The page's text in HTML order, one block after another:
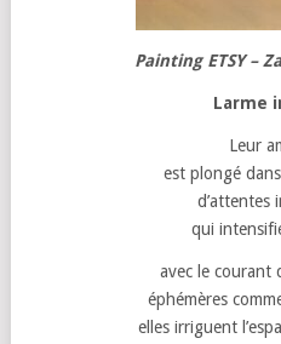
Painting ETSY –
Larme
Leur
est plongé
d’attentes
qui
avec le courant
éphémères
elles irriguent